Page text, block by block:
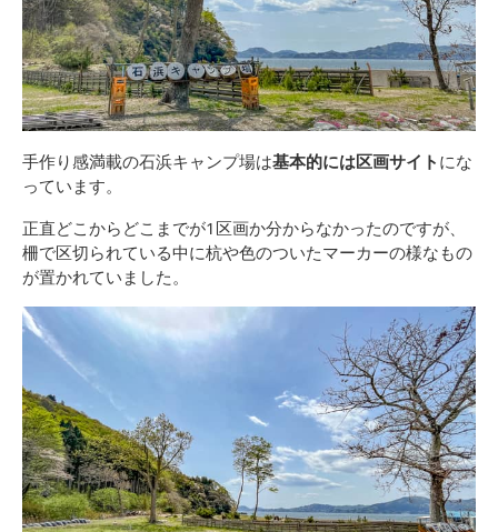
手作り感満載の石浜キャンプ場は基本的には区画サイト にな
っています。
正直どこからどこまでが1区画か分からなかったのですが、
柵で区切られている中に杭や色のついたマーカーの様なもの
が置かれていました。